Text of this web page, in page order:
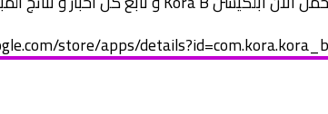
store/apps/details?id=com.kora.kora_b